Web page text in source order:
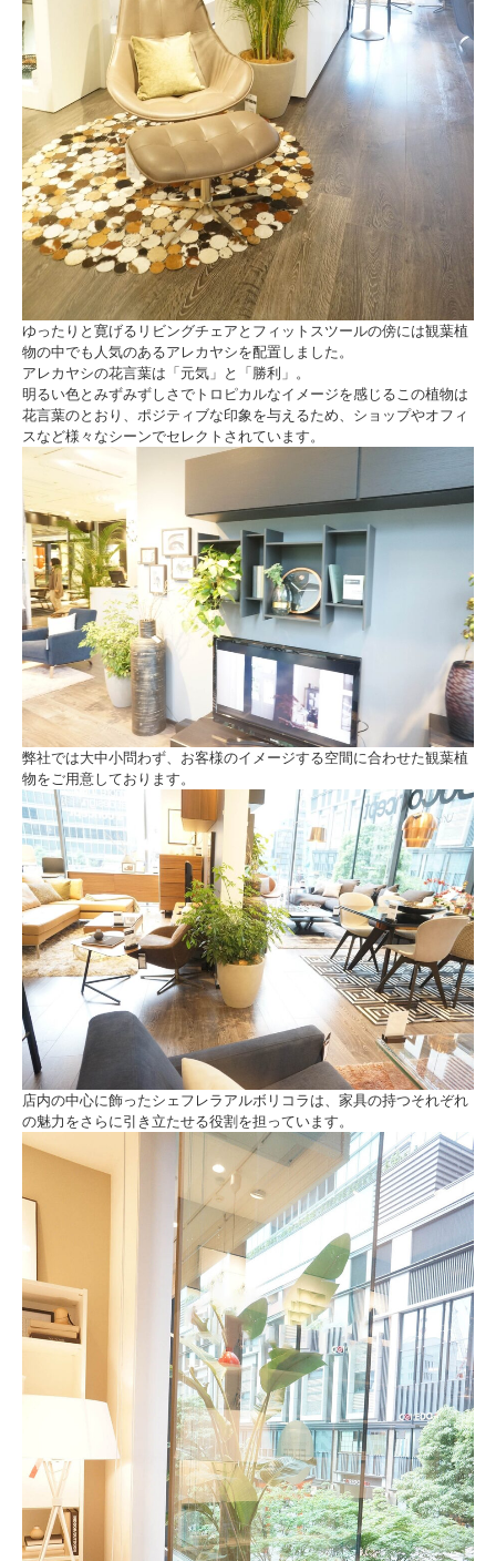
ゆったりと寛げるリビングチェアとフィットスツールの傍には観葉植
物の中でも人気のあるアレカヤシを配置しました。
アレカヤシの花言葉は「元気」と「勝利」。
明るい色とみずみずしさでトロピカルなイメージを感じるこの植物は
花言葉のとおり、ポジティブな印象を与えるため、ショップやオフィ
スなど様々なシーンでセレクトされています。
弊社では大中小問わず、お客様のイメージする空間に合わせた観葉植
物をご用意しております。
店内の中心に飾ったシェフレラアルボリコラは、家具の持つそれぞれ
の魅力をさらに引き立たせる役割を担っています。